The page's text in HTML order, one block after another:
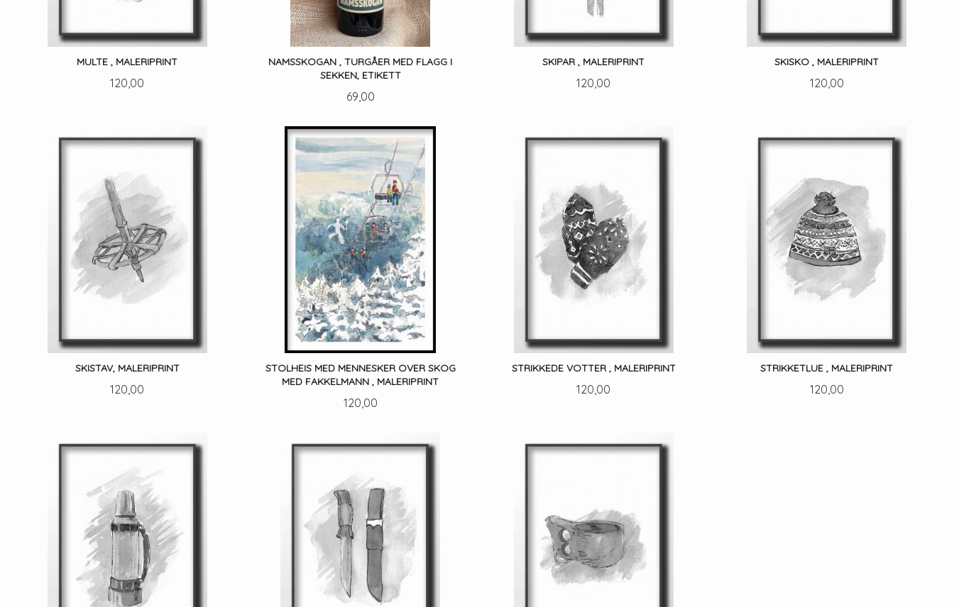
MULTE , MALERIPRINT
Pris
120,00
NAMSSKOGAN , TURGÅER MED FLAGG I
SEKKEN, ETIKETT
Pris
69,00
LES MER
SKIPAR , MALERIPRINT
Pris
120,00
SKISKO , MALERIPRINT
Pris
120,00
SKISTAV, MALERIPRINT
Pris
120,00
STOLHEIS MED MENNESKER OVER SKOG
MED FAKKELMANN , MALERIPRINT
Pris
120,00
STRIKKEDE VOTTER , MALERIPRINT
Pris
120,00
STRIKKETLUE , MALERIPRINT
Pris
120,00